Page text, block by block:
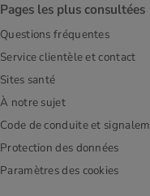
Pages les plus consultées
Questions fréquentes
Service clientèle et contact
Sites santé
À notre sujet
Code de conduite et
Protection des données
Paramètres des cookies